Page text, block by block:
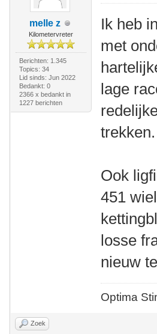
melle z
Kilometervreter
Berichten: 1.345
Topics: 34
Lid sinds: Jun 2022
Bedankt: 0
2366 x bedankt in
1227 berichten
Ik heb
met
lage
trekken.
Ook
451
losse
nieuw
Optima
Zoek